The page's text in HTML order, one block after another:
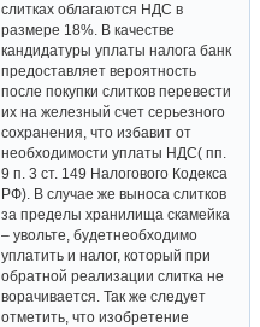
слитках облагаются НДС в
размере 18%. В качестве
кандидатуры уплаты налога банк
предоставляет вероятность
после покупки слитков перевести
их на железный счет серьезного
сохранения, что избавит от
необходимости уплаты НДС( пп.
9 п. 3 ст. 149 Налогового Кодекса
РФ). В случае же выноса слитков
за пределы хранилища скамейка
– увольте, будетнеобходимо
уплатить и налог, который при
обратной реализации слитка не
ворачивается. Так же следует
отметить, что изобретение